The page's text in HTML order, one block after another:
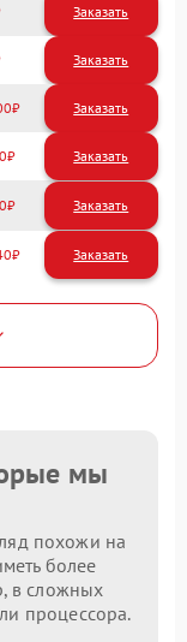
Заказать
Заказать
мы
похожи на
более
в сложных
процессора.